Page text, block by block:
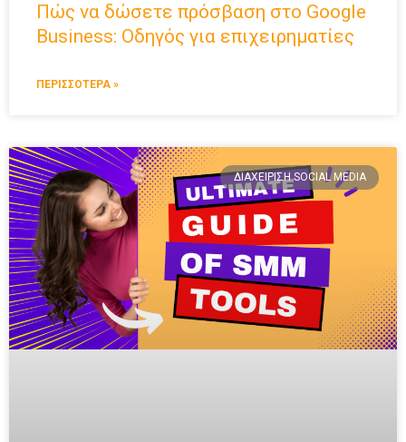
Πώς να δώσετε πρόσβαση στο Google
Business: Οδηγός για επιχειρηματίες
ΠΕΡΙΣΣΟΤΕΡΑ »
ΔΙΑΧΕΊΡΙΣΗ SOCIAL MEDIA